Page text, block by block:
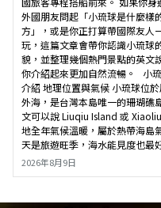
外國朋友問起「小琉球是什麼樣
方」，或是你正打算帶國際友人
玩，這篇文章會帶你認識小琉球
貌，並整理幾個熱門景點的英文
你介紹起來更加自然流暢。 小
介紹 地理位置與氣候 小琉球位
外海，是台灣本島唯一的珊瑚礁
文可以說 Liuqiu Island 或
地全年氣候溫暖，屬於熱帶海島
天是旅遊旺季，海水能見度也最
2026年8月9日